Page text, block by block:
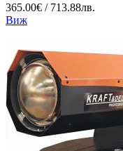
365.00€ / 713.88лв.
Виж